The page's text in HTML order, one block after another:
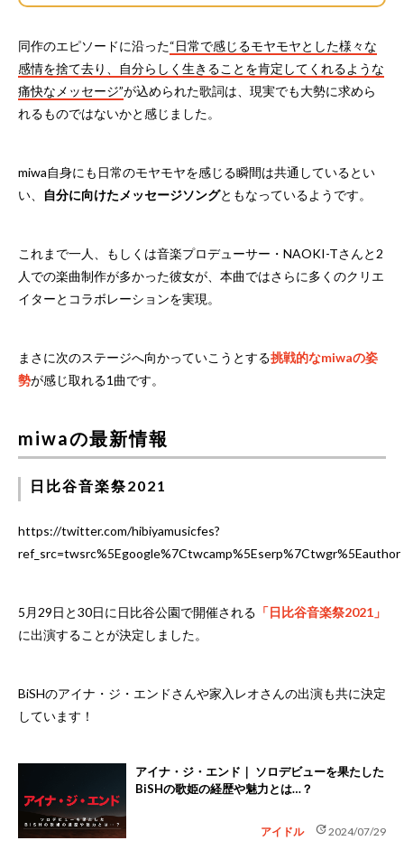
同作のエピソードに沿った“日常で感じるモヤモヤとした様々な
感情を捨て去り、自分らしく生きることを肯定してくれるような
痛快なメッセージ”が込められた歌詞は、現実でも大勢に求めら
れるものではないかと感じました。
miwa自身にも日常のモヤモヤを感じる瞬間は共通しているとい
い、
自分に向けたメッセージソングともなっているようです。
これまで一人、もしくは音楽プロデューサー・NAOKI-Tさんと2
人での楽曲制作が多かった彼女が、本曲ではさらに多くのクリエ
イターとコラボレーションを実現。
まさに次のステージへ向かっていこうとする挑戦的なmiwaの姿
勢が感じ取れる1曲です。
miwaの最新情報
日比谷音楽祭2021
https://twitter.com/hibiyamusicfes?
ref_src=twsrc%5Egoogle%7Ctwcamp%5Eserp%7Ctwgr%5Eauthor
5月29日と30日に日比谷公園で開催される 「日比谷音楽祭2021」
に出演することが決定しました。
BiSHのアイナ・ジ・エンドさんや家入レオさんの出演も共に決定
しています！
アイナ・ジ・エンド｜ ソロデビューを果たした
BiSHの歌姫の経歴や魅力とは…？
アイドル update2024/07/29